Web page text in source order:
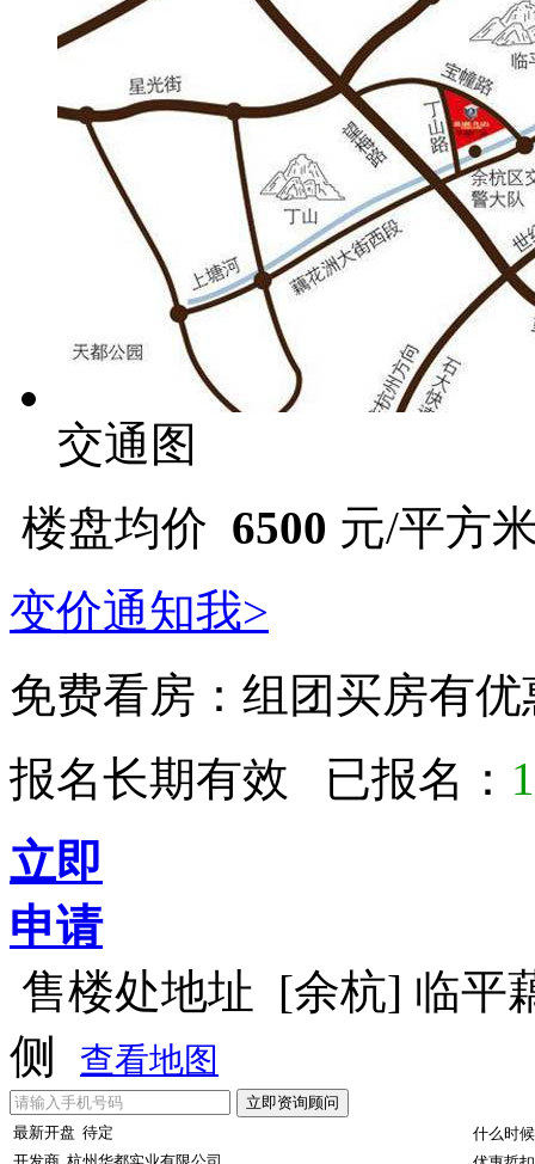
交通图
楼盘均价 6500 元/平方
变价通知我>
免费看房： 组团买房有
报名长期有效 已报名：
立即
申请
售楼处地址 [余杭] 临平
侧
查看地图
最新开盘 待定
什么时